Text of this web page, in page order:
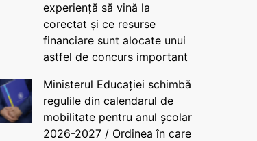
experiență să vină la
corectat și ce resurse
financiare sunt alocate unui
astfel de concurs important
Ministerul Educației schimbă
regulile din calendarul de
mobilitate pentru anul școlar
2026-2027 / Ordinea în care